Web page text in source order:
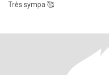
Très sympa 🥰